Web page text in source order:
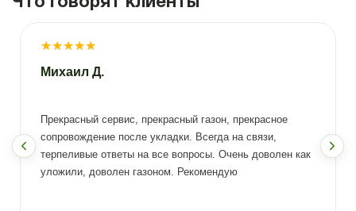
★★★★★
Михаил Д.
Прекрасный сервис, прекрасный газон, прекрасное
сопровождение после укладки. Всегда на связи,
терпеливые ответы на все вопросы. Очень доволен как
уложили, доволен газоном. Рекомендую